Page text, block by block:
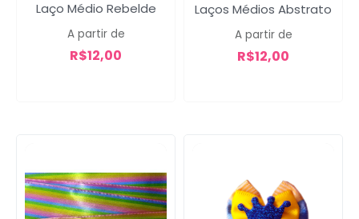
Laço Médio Rebelde
A partir de
R$12,00
Laços Médios Abstrato
A partir de
R$12,00